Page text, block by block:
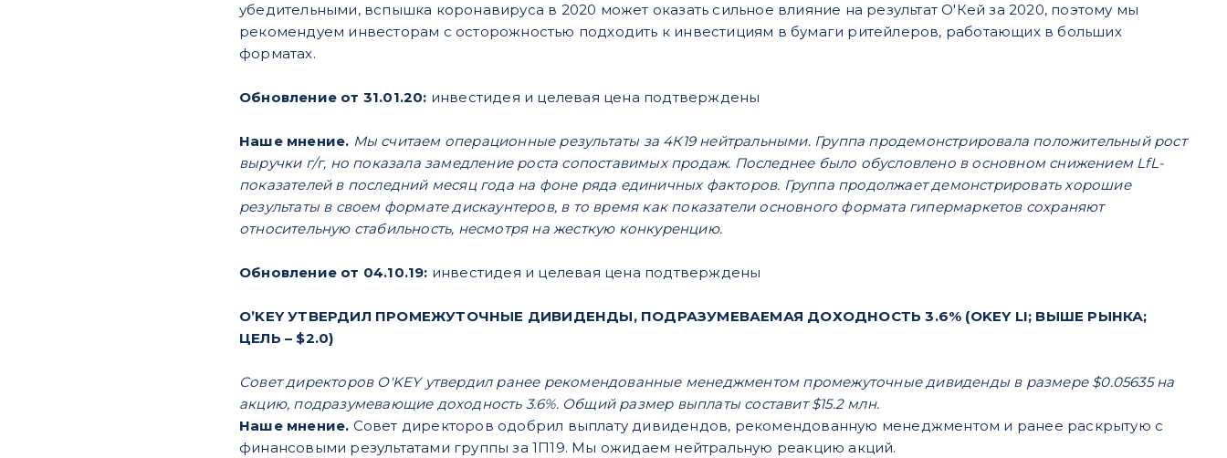
убедительными, вспышка коронавируса в 2020 может оказать сильное влияние на результат O'Кей за 2020, поэтому мы
рекомендуем инвесторам с осторожностью подходить к инвестициям в бумаги ритейлеров, работающих в больших
форматах.
Обновление от 31.01.20: инвестидея и целевая цена подтверждены
Наше мнение. Мы считаем операционные результаты за 4К19 нейтральными. Группа продемонстрировала положительный рост
выручки г/г, но показала замедление роста сопоставимых продаж. Последнее было обусловлено в основном снижением LfL-
показателей в последний месяц года на фоне ряда единичных факторов. Группа продолжает демонстрировать хорошие
результаты в своем формате дискаунтеров, в то время как показатели основного формата гипермаркетов сохраняют
относительную стабильность, несмотря на жесткую конкуренцию.
Обновление от 04.10.19: инвестидея и целевая цена подтверждены
O’KEY УТВЕРДИЛ ПРОМЕЖУТОЧНЫЕ ДИВИДЕНДЫ, ПОДРАЗУМЕВАЕМАЯ ДОХОДНОСТЬ 3.6% (OKEY LI; ВЫШЕ РЫНКА;
ЦЕЛЬ – $2.0)
Совет директоров O'KEY утвердил ранее рекомендованные менеджментом промежуточные дивиденды в размере $0.05635 на
акцию, подразумевающие доходность 3.6%. Общий размер выплаты составит $15.2 млн.
Наше мнение. Совет директоров одобрил выплату дивидендов, рекомендованную менеджментом и ранее раскрытую c
финансовыми результатами группы за 1П19. Мы ожидаем нейтральную реакцию акций.